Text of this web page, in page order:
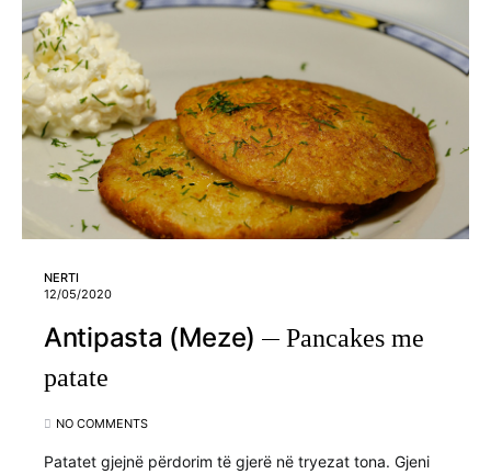
NERTI
12/05/2020
Antipasta (Meze)
Pancakes me
patate
NO COMMENTS
Patatet gjejnë përdorim të gjerë në tryezat tona. Gjeni